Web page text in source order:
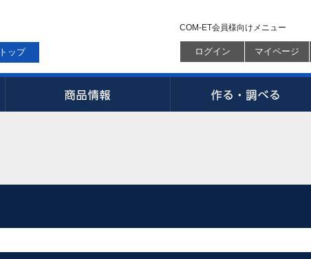
トップ
COM-ET会員様向けメニュー
ログイン マイページ